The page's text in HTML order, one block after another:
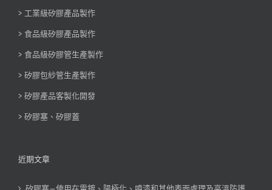
> 工業級矽膠產品製作
> 食品級矽膠產品製作
> 食品級矽膠管生產製作
> 矽膠包紗管生產製作
> 矽膠產品客製化開發
> 矽膠塞、矽膠蓋
近期文章